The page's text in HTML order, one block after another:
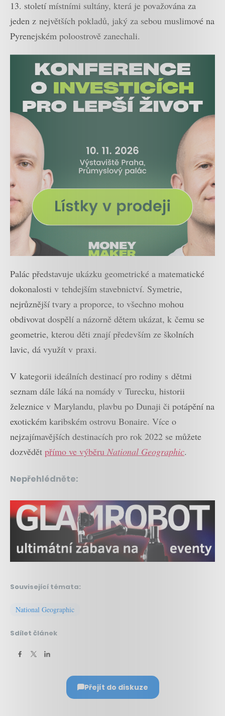
13. století místními sultány, která je považována za
jeden z největších pokladů, jaký za sebou muslimové na
Pyrenejském poloostrově zanechali.
Palác představuje ukázku geometrické a matematické
dokonalosti v tehdejším stavebnictví. Symetrie,
nejrůznější tvary a proporce, to všechno mohou
obdivovat dospělí a názorně dětem ukázat, k čemu se
geometrie, kterou děti znají především ze školních
lavic, dá využít v praxi.
V kategorii ideálních destinací pro rodiny s dětmi
seznam dále láká na nomády v Turecku, historii
železnice v Marylandu, plavbu po Dunaji či potápění na
exotickém karibském ostrovu Bonaire. Více o
nejzajímavějších destinacích pro rok 2022 se můžete
dozvědět přímo ve výběru National Geographic.
Nepřehlédněte:
Související témata:
National Geographic
Sdílet článek
Přejít do diskuze